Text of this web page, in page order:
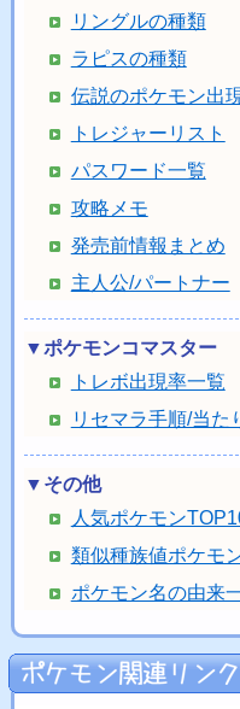
リングルの種類
ラピスの種類
伝説のポケモン出
トレジャーリスト
パスワード一覧
攻略メモ
発売前情報まとめ
主人公/パートナー
▼ポケモンコマスター
トレボ出現率一覧
リセマラ手順/当た
▼その他
人気ポケモン
類似種族値ポケモ
ポケモン名の由来